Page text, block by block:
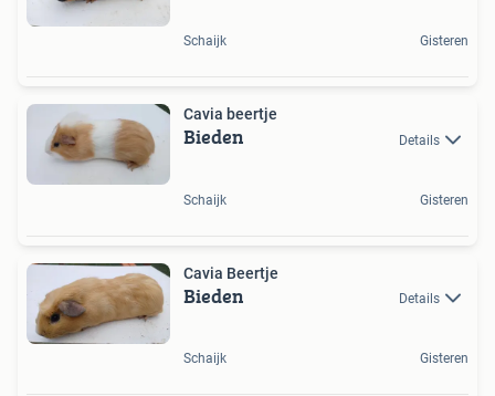
Schaijk Gisteren
Cavia beertje
Bieden Details
Schaijk Gisteren
Cavia Beertje
Bieden Details
Schaijk Gisteren